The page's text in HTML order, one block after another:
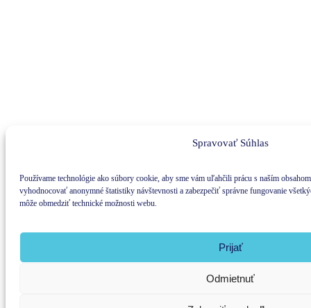
Spravovať Súhlas
Používame technológie ako súbory cookie, aby sme vám uľahčili prácu s naším
vyhodnocovať anonymné štatistiky návštevnosti a zabezpečiť správne fungovanie
môže obmedziť technické možnosti webu.
Prijať
Odmietnuť